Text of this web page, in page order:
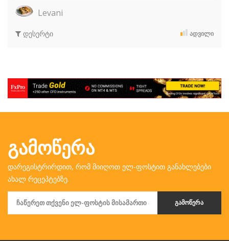
Levani
დესერტი ᲐᲓᲕᲘᲚᲘ
ᲒᲐᲛᲝᲬᲔᲠᲐ
დარეგისტრირდით, რომ მიიღოთ ელ-ფოსტით განახლებები
ახალ რეცეპტებზე.
ᲒᲐᲛᲝᲬᲔᲠᲐ